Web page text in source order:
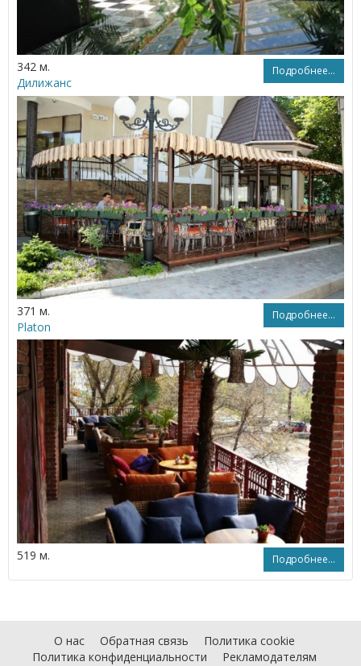
342 м. Подробнее...
Дилижанс
371 м. Подробнее...
Platon
519 м. Подробнее...
О нас Обратная связь
Политика cookie
Политика конфиденциальности
Рекламодателям